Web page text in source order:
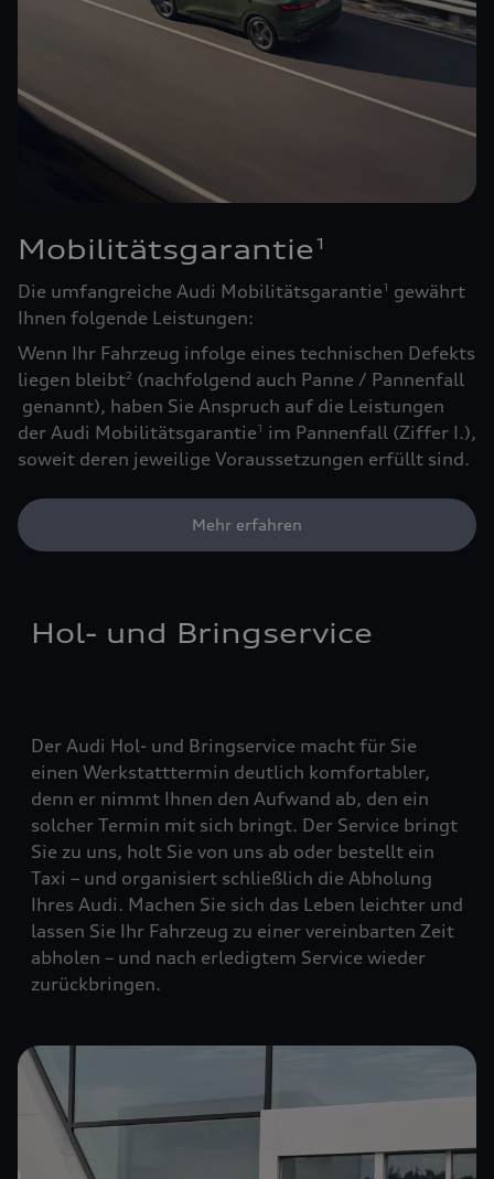
Mobilitätsgarantie1
Die umfangreiche Audi Mobilitätsgarantie1
gewährt
Ihnen folgende Leistungen:
Wenn Ihr Fahrzeug infolge eines technischen Defekts
liegen bleibt2 (nachfolgend auch Panne / Pannenfall
genannt), haben Sie Anspruch auf die Leistungen
der Audi Mobilitätsgarantie1
im Pannenfall (Ziffer I.),
soweit deren jeweilige Voraussetzungen erfüllt sind.
Mehr erfahren
Hol- und Bringservice
Der Audi Hol- und Bringservice macht für Sie
einen Werkstatttermin deutlich komfortabler,
denn er nimmt Ihnen den Aufwand ab, den ein
solcher Termin mit sich bringt. Der Service bringt
Sie zu uns, holt Sie von uns ab oder bestellt ein
Taxi – und organisiert schließlich die Abholung
Ihres Audi. Machen Sie sich das Leben leichter und
lassen Sie Ihr Fahrzeug zu einer vereinbarten Zeit
abholen – und nach erledigtem Service wieder
zurückbringen.